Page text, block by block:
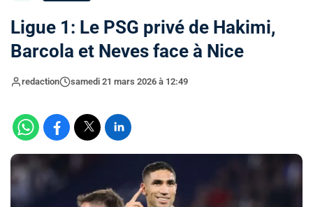
Ligue 1: Le PSG privé de Hakimi,
Barcola et Neves face à Nice
redaction samedi 21 mars 2026 à 12:49